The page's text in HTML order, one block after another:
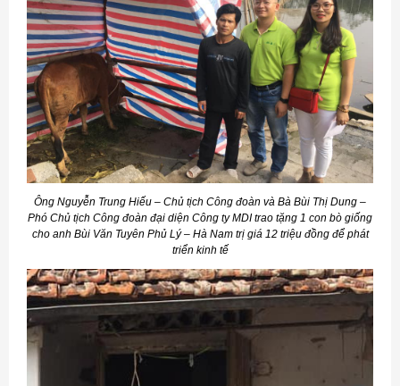
Ông Nguyễn Trung Hiếu – Chủ tịch Công đoàn và Bà Bùi Thị Dung –
Phó Chủ tịch Công đoàn đại diện Công ty MDI trao tặng 1 con bò giống
cho anh Bùi Văn Tuyên Phủ Lý – Hà Nam trị giá 12 triệu đồng để phát
triển kinh tế